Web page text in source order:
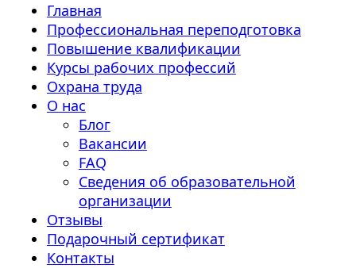
Главная
Профессиональная переподготовка
Повышение квалификации
Курсы рабочих профессий
Охрана труда
О нас
Блог
Вакансии
FAQ
Сведения об образовательной
организации
Отзывы
Подарочный сертификат
Контакты